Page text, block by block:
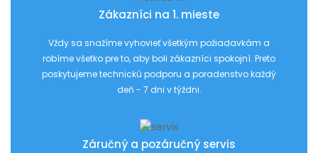
Zákazníci na 1. mieste
Vždy sa snažíme vyhovieť všetkým požiadavkám a
robíme všetko pre to, aby boli zákazníci spokojní. Preto
poskytujeme technickú podporu a poradenstvo každý
deň - 7 dni v týždni.
Záručný a pozáručný servis